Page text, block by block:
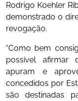
Rodrigo Koehler
demonstrado o
revogação.
“Como bem
possível afirmar
apuram e
concedidos por
são destinadas